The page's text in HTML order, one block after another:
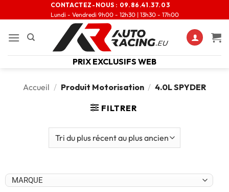
CONTACTEZ-NOUS : 09.86.41.37.03
Lundi - Vendredi 9h00 - 12h30 | 13h30 - 17h00
PRIX EXCLUSIFS WEB
Accueil / Produit Motorisation / 4.0L SPYDER
FILTRER